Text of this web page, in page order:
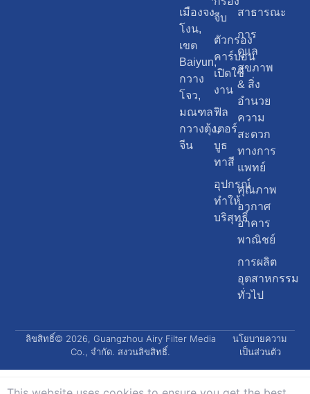
จีบ
ตัวกรอง
คาร์บอน
เปิดใช้
งาน
ฟิล
เตอร์
บูธ
ทาสี
อุปกรณ์
ทำให้
บริสุทธิ์
สาธารณะ
การ
ดูแล
สุขภาพ
& สิ่ง
อำนวย
ความ
สะดวก
ทางการ
แพทย์
คุณภาพ
อากาศ
อาคาร
พาณิชย์
การผลิต
อุตสาหกรรม
ทั่วไป
เมืองจง
โงน,
เขต
Baiyun,
กวาง
โจว,
มณฑล
กวางตุ้ง,
จีน
ลิขสิทธิ์© 2026, Guangzhou Airy Filter Media
Co., จำกัด. สงวนลิขสิทธิ์.
นโยบายความ
เป็นส่วนตัว